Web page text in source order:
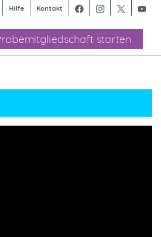
starten
Hilfe Kontakt